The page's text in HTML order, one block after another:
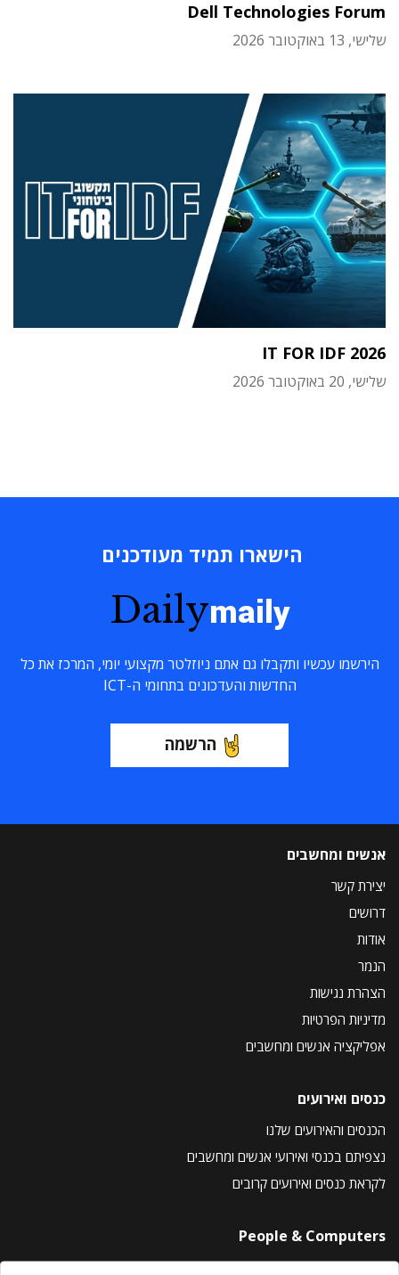
Dell Technologies Forum
שלישי, 13 באוקטובר 2026
IT FOR IDF 2026
שלישי, 20 באוקטובר 2026
הישארו תמיד מעודכנים
Dailymaily
הירשמו עכשיו ותקבלו גם אתם ניוזלטר מקצועי יומי, המרכז את כל
החדשות והעדכונים בתחומי ה-ICT
הרשמה
אנשים ומחשבים
יצירת קשר
דרושים
אודות
הנמר
הצהרת נגישות
מדיניות הפרטיות
אפליקציה אנשים ומחשבים
כנסים ואירועים
הכנסים והאירועים שלנו
נצפיתם בכנסי ואירועי אנשים ומחשבים
לקראת כנסים ואירועים קרובים
People & Computers
About Us